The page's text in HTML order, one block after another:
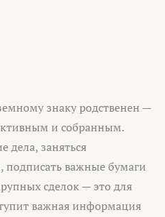
знаку родственен —
и собранным.
дела, заняться
важные бумаги
сделок — это для
важная информация